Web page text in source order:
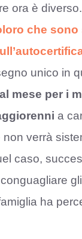
ora è
che sono
unico in
mese per i
a
verrà
caso,
ha